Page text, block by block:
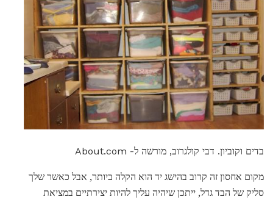
בדים וקוביון. דבי קולגרוב, מורשה ל- About.com
מקום אחסון זה קרוב בהישג יד הוא הקלה ביותר, אבל כאשר שלך
סליק של הבד גדל, ייתכן שיהיה עליך להיות יצירתיים במציאת